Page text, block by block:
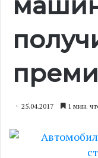
25.04.2017 1 мин.